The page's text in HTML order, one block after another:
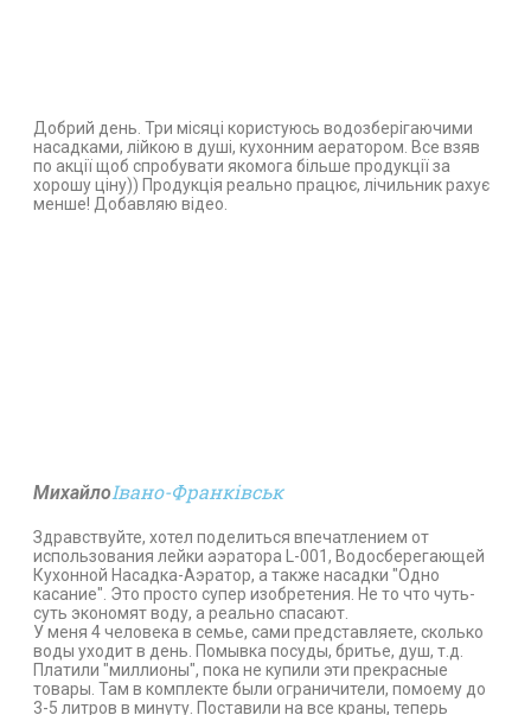
Добрий день. Три місяці користуюсь водозберігаючими
насадками, лійкою в душі, кухонним аератором. Все взяв
по акції щоб спробувати якомога більше продукції за
хорошу ціну)) Продукція реально працює, лічильник рахує
менше! Добавляю відео.
МихайлоІвано-Франківськ
Здравствуйте, хотел поделиться впечатлением от
использования лейки аэратора L-001, Водосберегающей
Кухонной Насадка-Аэратор, а также насадки "Одно
касание". Это просто супер изобретения. Не то что чуть-
суть экономят воду, а реально спасают.
У меня 4 человека в семье, сами представляете, сколько
воды уходит в день. Помывка посуды, бритье, душ, т.д.
Платили "миллионы", пока не купили эти прекрасные
товары. Там в комплекте были ограничители, помоему до
3-5 литров в минуту. Поставили на все краны, теперь